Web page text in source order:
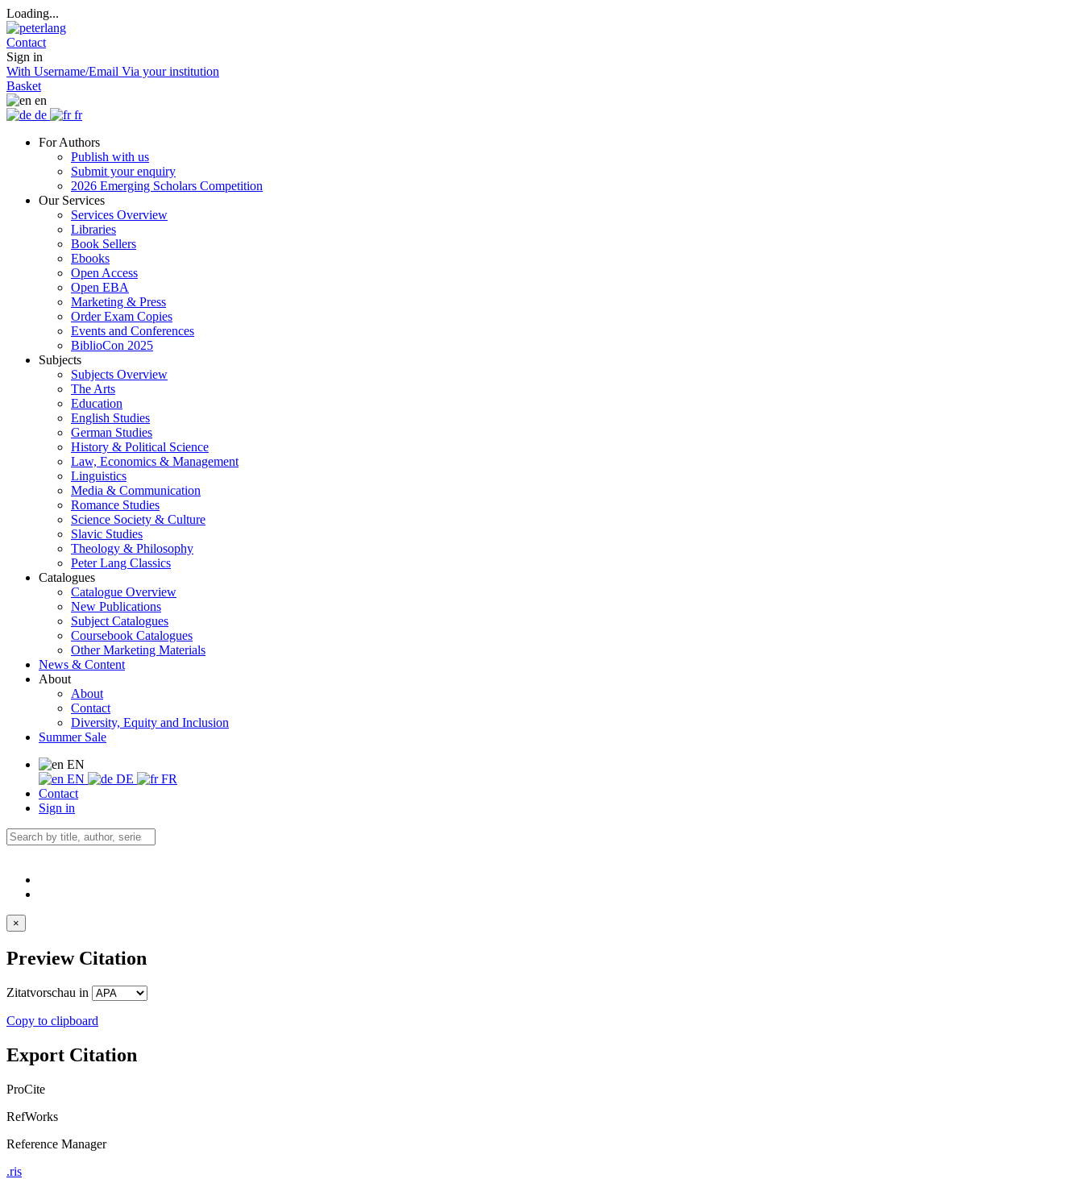
Loading...
Contact
Sign in
With Username/Email Via your institution
Basket
en
de
fr
For Authors
Publish with us
Submit your enquiry
2026 Emerging Scholars Competition
Our Services
Services Overview
Libraries
Book Sellers
Ebooks
Open Access
Open EBA
Marketing & Press
Order Exam Copies
Events and Conferences
BiblioCon 2025
Subjects
Subjects Overview
The Arts
Education
English Studies
German Studies
History & Political Science
Law, Economics & Management
Linguistics
Media & Communication
Romance Studies
Science Society & Culture
Slavic Studies
Theology & Philosophy
Peter Lang Classics
Catalogues
Catalogue Overview
New Publications
Subject Catalogues
Coursebook Catalogues
Other Marketing Materials
News & Content
About
About
Contact
Diversity, Equity and Inclusion
Summer Sale
EN
EN
DE
FR
Contact
Sign in
×
Preview Citation
Zitatvorschau in
Copy to clipboard
Export Citation
ProCite
RefWorks
Reference Manager
.ris